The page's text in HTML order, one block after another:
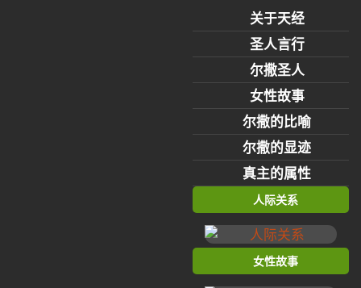
关于天经
圣人言行
尔撒圣人
女性故事
尔撒的比喻
尔撒的显迹
真主的属性
人际关系
女性故事